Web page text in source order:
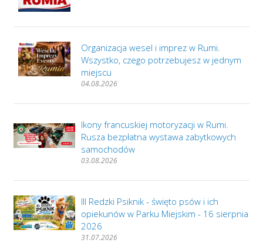
Organizacja wesel i imprez w Rumi.
Wszystko, czego potrzebujesz w jednym
miejscu
04.08.2026
Ikony francuskiej motoryzacji w Rumi.
Rusza bezpłatna wystawa zabytkowych
samochodów
03.08.2026
III Redzki Psiknik - święto psów i ich
opiekunów w Parku Miejskim - 16 sierpnia
2026
31.07.2026